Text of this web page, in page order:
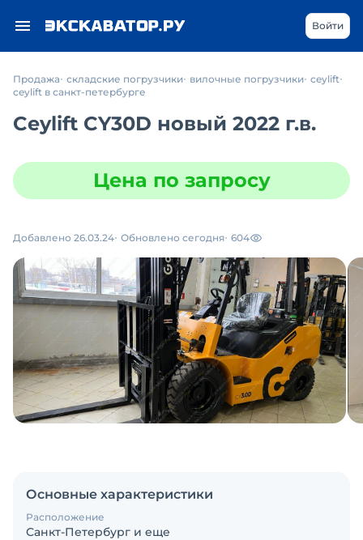
Войти
Продажа складские погрузчики вилочные погрузчики ceylift
ceylift в санкт-петербурге
Ceylift CY30D новый 2022 г.в.
Цена по запросу
Добавлено 26.03.24 Обновлено сегодня 604
Основные характеристики
Расположение
Санкт-Петербург и еще